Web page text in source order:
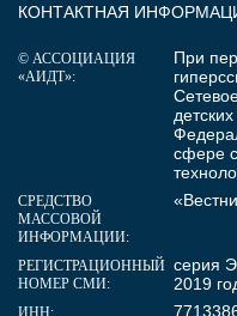
КОНТАКТНАЯ
© АССОЦИАЦИЯ
«АИДТ»:
При
сфере
СРЕДСТВО
МАССОВОЙ
ИНФОРМАЦИИ:
РЕГИСТРАЦИОННЫЙ
НОМЕР СМИ:
серия
2019
ИНН: